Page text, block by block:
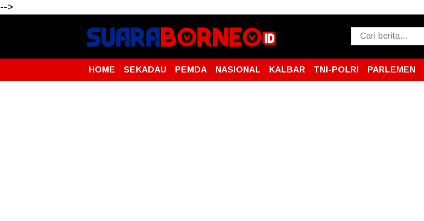
-->
HOME SEKADAU PEMDA NASIONAL KALBAR TNI-POLRI PARLEMEN